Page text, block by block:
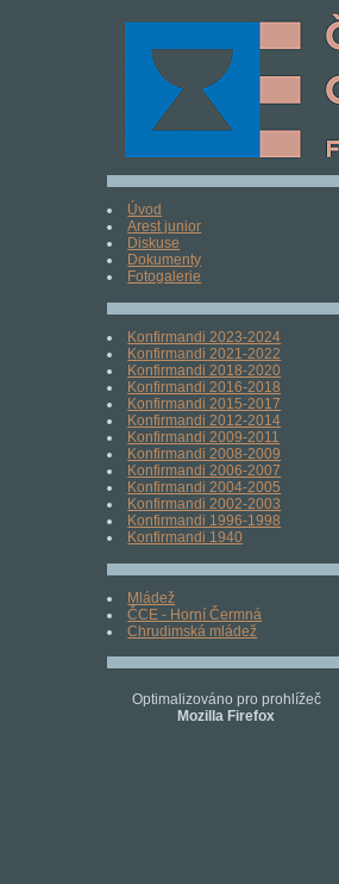
Úvod
Arest junior
Diskuse
Dokumenty
Fotogalerie
Konfirmandi 2023-2024
Konfirmandi 2021-2022
Konfirmandi 2018-2020
Konfirmandi 2016-2018
Konfirmandi 2015-2017
Konfirmandi 2012-2014
Konfirmandi 2009-2011
Konfirmandi 2008-2009
Konfirmandi 2006-2007
Konfirmandi 2004-2005
Konfirmandi 2002-2003
Konfirmandi 1996-1998
Konfirmandi 1940
Mládež
ČCE - Horní Čermná
Chrudimská mládež
Optimalizováno pro prohlížeč
Mozilla Firefox